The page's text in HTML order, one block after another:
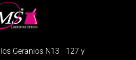
Geranios N13 - 127 y